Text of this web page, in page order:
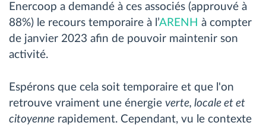
Enercoop a demandé à ces associés (approuvé à
88%) le recours temporaire à l’ARENH à compter
de janvier 2023 afin de pouvoir maintenir son
activité.
Espérons que cela soit temporaire et que l'on
retrouve vraiment une énergie verte, locale et et
citoyenne rapidement. Cependant, vu le contexte